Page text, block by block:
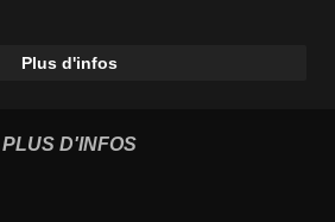
Plus d'infos
PLUS D'INFOS